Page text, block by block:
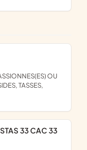
TASSES,
33 CAC 33